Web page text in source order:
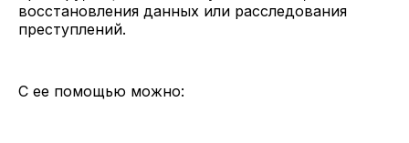
восстановления данных или расследования
преступлений.
С ее помощью можно: